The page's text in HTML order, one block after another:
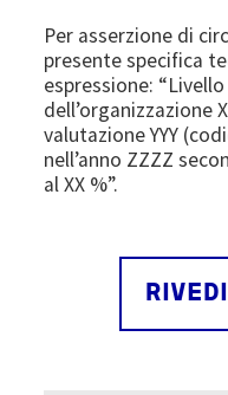
Per asserzione di
presente specifica
espressione:
dell’organizzazione
valutazione YYY
nell’anno ZZZZ
al XX %”.